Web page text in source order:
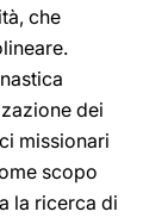
che
dei
missionari
scopo
la ricerca di